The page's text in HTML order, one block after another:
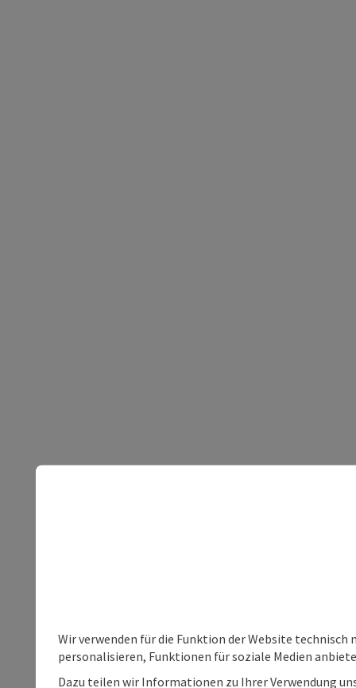
Wir verwenden für die Funktion der Website
personalisieren, Funktionen für soziale Medien
Dazu teilen wir Informationen zu Ihrer Verwendung